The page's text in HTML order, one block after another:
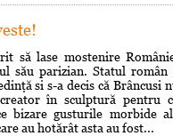
să lase mostenire
său parizian. Statul român
si s-a decis că Brâncusi
în sculptură pentru
bizare gusturile morbide
au hotărât asta au fost...